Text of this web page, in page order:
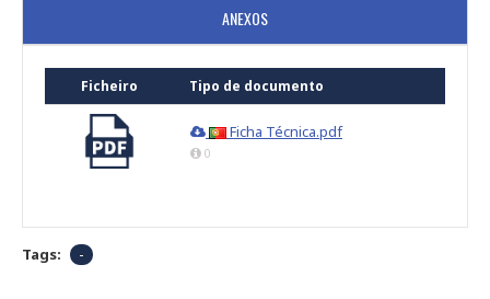
ANEXOS
Ficheiro Tipo de documento
Ficha Técnica.pdf
0
Tags: -